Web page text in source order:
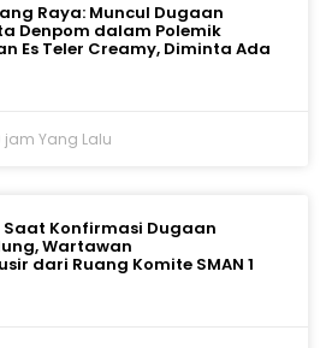
Raya: Muncul Dugaan
Denpom dalam Polemik
Es Teler Creamy, Diminta Ada
jam Yang Lalu
Konfirmasi Dugaan
Wartawan
dari Ruang Komite SMAN 1